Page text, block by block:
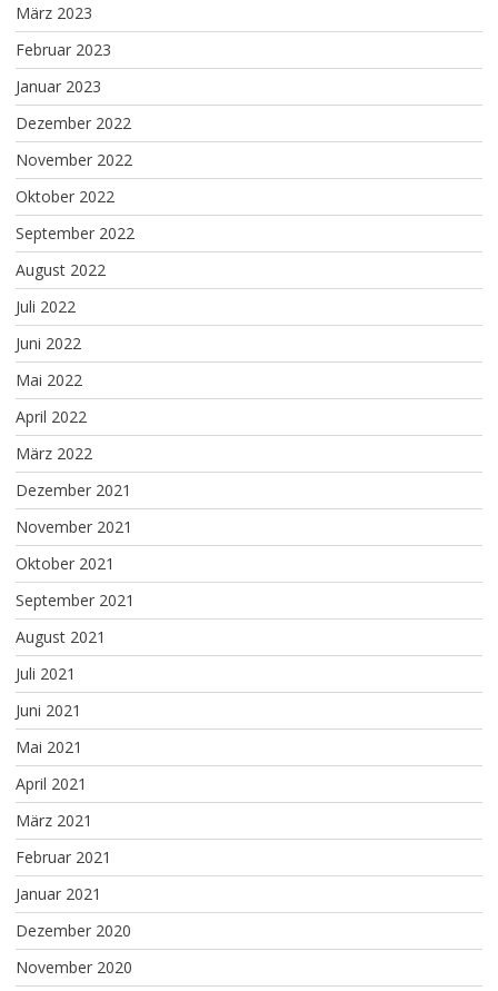
März 2023
Februar 2023
Januar 2023
Dezember 2022
November 2022
Oktober 2022
September 2022
August 2022
Juli 2022
Juni 2022
Mai 2022
April 2022
März 2022
Dezember 2021
November 2021
Oktober 2021
September 2021
August 2021
Juli 2021
Juni 2021
Mai 2021
April 2021
März 2021
Februar 2021
Januar 2021
Dezember 2020
November 2020